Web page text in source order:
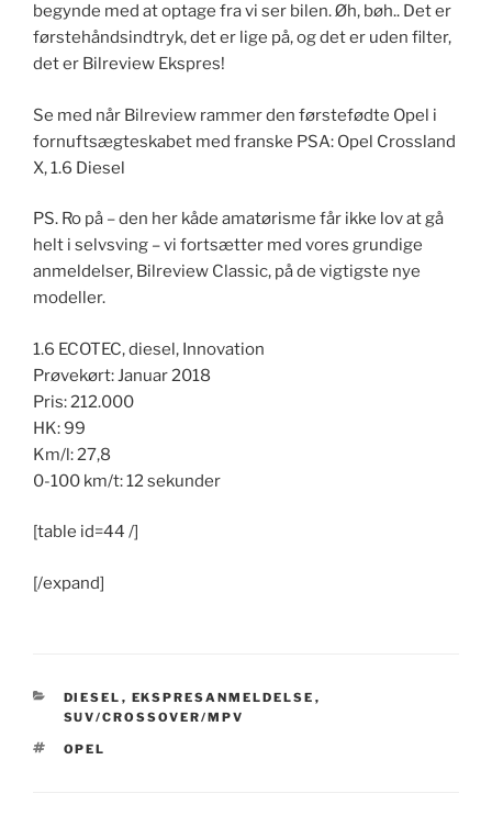
begynde med at optage fra vi ser bilen. Øh, bøh.. Det er
førstehåndsindtryk, det er lige på, og det er uden filter,
det er Bilreview Ekspres!
Se med når Bilreview rammer den førstefødte Opel i
fornuftsægteskabet med franske PSA: Opel Crossland
X, 1.6 Diesel
PS. Ro på – den her kåde amatørisme får ikke lov at gå
helt i selvsving – vi fortsætter med vores grundige
anmeldelser, Bilreview Classic, på de vigtigste nye
modeller.
1.6 ECOTEC, diesel, Innovation
Prøvekørt: Januar 2018
Pris: 212.000
HK: 99
Km/l: 27,8
0-100 km/t: 12 sekunder
[table id=44 /]
[/expand]
KATEGORIER
DIESEL , EKSPRESANMELDELSE ,
SUV/CROSSOVER/MPV
TAGS
OPEL